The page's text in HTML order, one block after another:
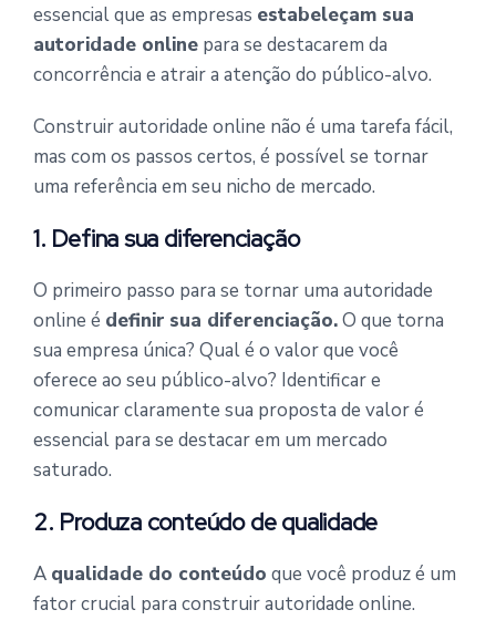
essencial que as empresas estabeleçam sua
autoridade online para se destacarem da
concorrência e atrair a atenção do público-alvo.
Construir autoridade online não é uma tarefa fácil,
mas com os passos certos, é possível se tornar
uma referência em seu nicho de mercado.
1. Defina sua diferenciação
O primeiro passo para se tornar uma autoridade
online é definir sua diferenciação.O que torna
sua empresa única? Qual é o valor que você
oferece ao seu público-alvo? Identificar e
comunicar claramente sua proposta de valor é
essencial para se destacar em um mercado
saturado.
2. Produza conteúdo de qualidade
A qualidade do conteúdo que você produz é um
fator crucial para construir autoridade online.